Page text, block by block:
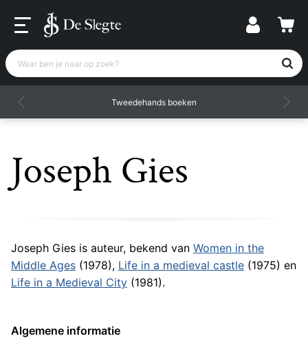
Waar ben je naar op zoek?
Tweedehands boeken
Joseph Gies
Joseph Gies is auteur, bekend van Women in the
Middle Ages (1978), Life in a medieval castle (1975) en
Life in a Medieval City (1981).
Algemene informatie